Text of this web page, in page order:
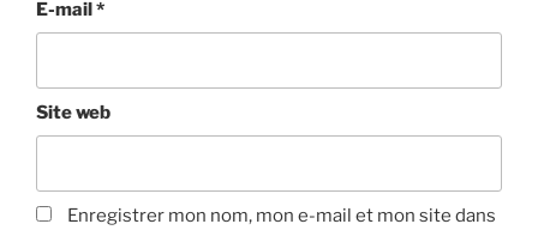
E-mail*
Site web
Enregistrer mon nom, mon e-mail et mon site dans